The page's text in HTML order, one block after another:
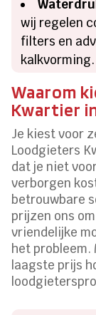
wij regelen
filters en
kalkvorming.
Waarom
Kwartier
Je kiest voor
Loodgieters
dat je niet
verborgen
betrouwbare
prijzen ons
vriendelijke
het probleem.
laagste prijs